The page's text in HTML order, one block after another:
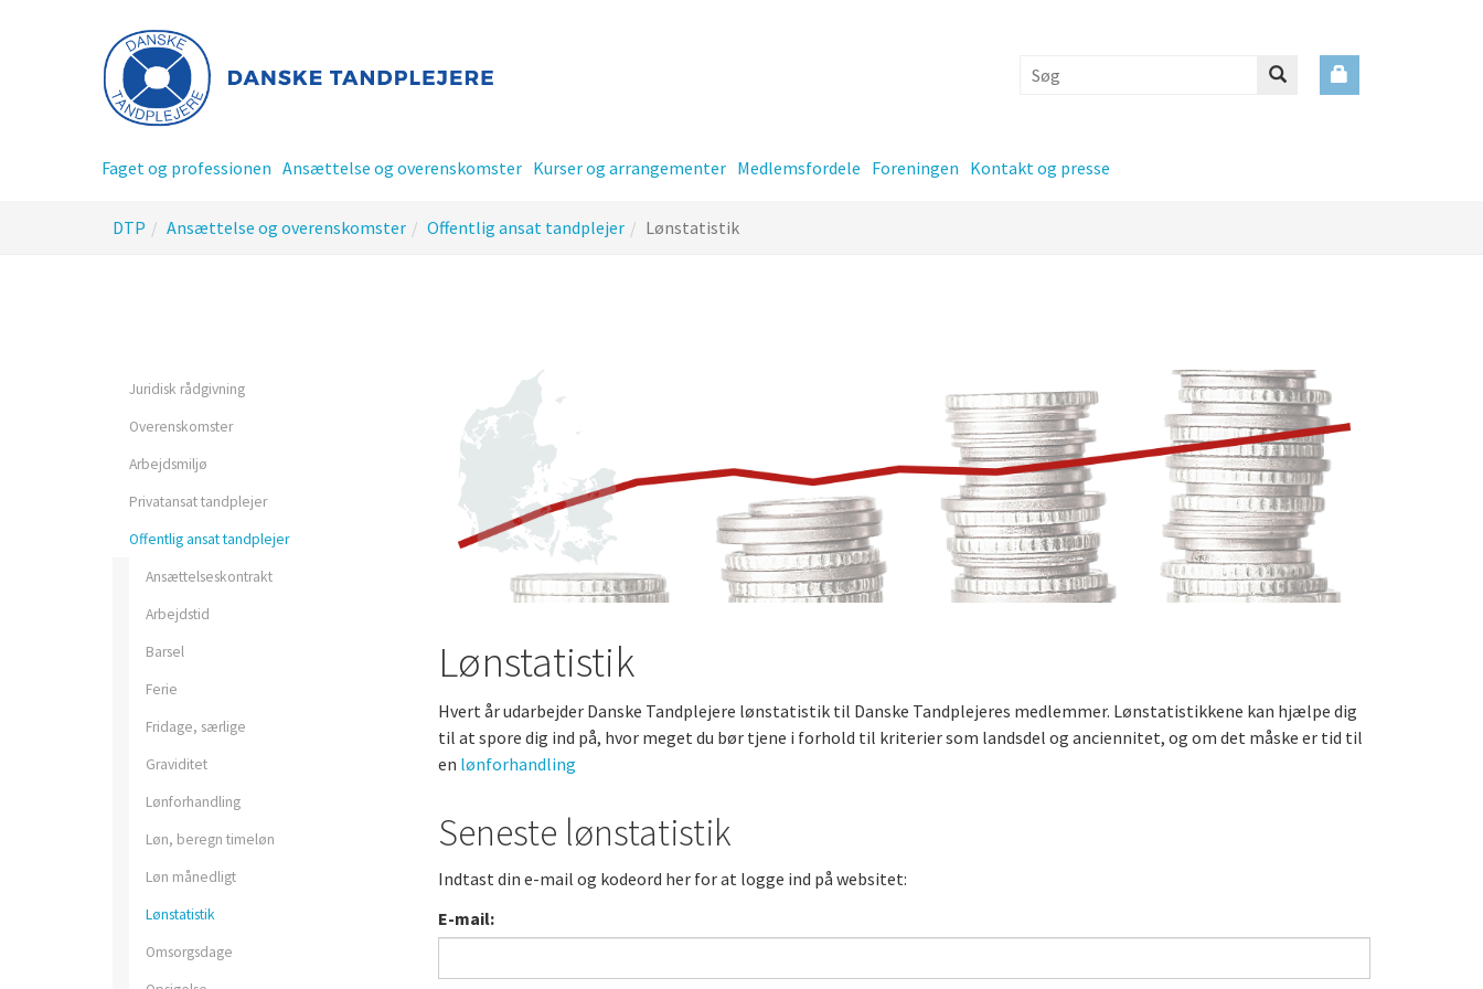
Faget og professionen
Fagprofiler
Ansættelse og overenskomster
Tillidsrepræsentant - TR-
Opsigelse og a-kasse
Kurser og arrangementer Medlemsfordele Foreningen Kontakt og presse
er
DTP Ansættelse og overenskomster Offentlig ansat tandplejer Lønstatistik
Juridisk rådgivning
Overenskomster
Arbejdsmiljø
Privatansat tandplejer
Offentlig ansat tandplejer
Ansættelseskontrakt
Arbejdstid
Barsel
Ferie
Fridage, særlige
Graviditet
Lønforhandling
Løn, beregn timeløn
Løn månedligt
Lønstatistik
Omsorgsdage
Lønstatistik
Hvert år udarbejder Danske Tandplejere lønstatistik til Danske Tandplejeres medlemmer. Lønstatistikkene kan hjælpe dig
til at spore dig ind på, hvor meget du bør tjene i forhold til kriterier som landsdel og anciennitet, og om det måske er tid til
en lønforhandling
Seneste lønstatistik
Indtast din e-mail og kodeord her for at logge ind på websitet:
E-mail: